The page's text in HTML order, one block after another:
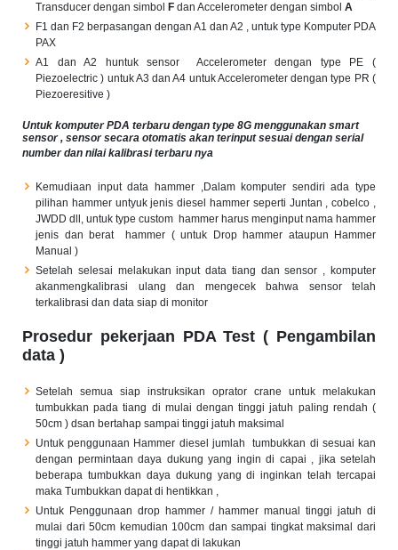
Transducer dengan simbol F dan Accelerometer dengan simbol A
F1 dan F2 berpasangan dengan A1 dan A2 , untuk type Komputer PDA
PAX
A1 dan A2 huntuk sensor Accelerometer dengan type PE (
Piezoelectric ) untuk A3 dan A4 untuk Accelerometer dengan type PR (
Piezoeresitive )
Untuk komputer PDA terbaru dengan type 8G menggunakan smart
sensor , sensor secara otomatis akan terinput sesuai dengan serial
number dan nilai kalibrasi terbaru nya
Kemudiaan input data hammer ,Dalam komputer sendiri ada type
pilihan hammer untyuk jenis diesel hammer seperti Juntan , cobelco ,
JWDD dll, untuk type custom hammer harus menginput nama hammer
jenis dan berat hammer ( untuk Drop hammer ataupun Hammer
Manual )
Setelah selesai melakukan input data tiang dan sensor , komputer
akanmengkalibrasi ulang dan mengecek bahwa sensor telah
terkalibrasi dan data siap di monitor
Prosedur pekerjaan PDA Test ( Pengambilan
data )
Setelah semua siap instruksikan oprator crane untuk melakukan
tumbukkan pada tiang di mulai dengan tinggi jatuh paling rendah (
50cm ) dsan bertahap sampai tinggi jatuh maksimal
Untuk penggunaan Hammer diesel jumlah tumbukkan di sesuai kan
dengan permintaan daya dukung yang ingin di capai , jika setelah
beberapa tumbukkan daya dukung yang di inginkan telah tercapai
maka Tumbukkan dapat di hentikkan ,
Untuk Penggunaan drop hammer / hammer manual tinggi jatuh di
mulai dari 50cm kemudian 100cm dan sampai tingkat maksimal dari
tinggi jatuh hammer yang dapat di lakukan